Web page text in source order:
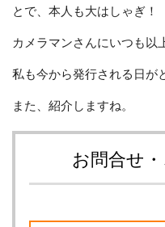
とで、本人も大はしゃぎ！
カメラマンさんにいつも以
私も今から発行される日が
また、紹介しますね。
お問合せ